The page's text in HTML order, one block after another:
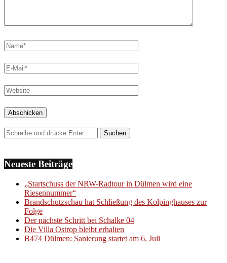
Neueste Beiträge
„Startschuss der NRW-Radtour in Dülmen wird eine
Riesennummer“
Brandschutzschau hat Schließung des Kolpinghauses zur
Folge
Der nächste Schritt bei Schalke 04
Die Villa Ostrop bleibt erhalten
B474 Dülmen: Sanierung startet am 6. Juli